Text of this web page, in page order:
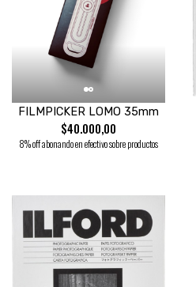
FILMPICKER LOMO 35mm
$40.000,00
8% off abonando en efectivo sobre productos